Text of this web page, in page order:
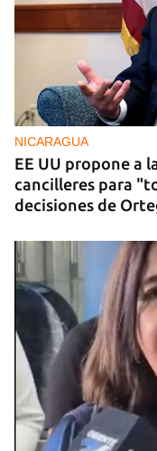
NICARAGUA
EE UU propone a
cancilleres para
decisiones de